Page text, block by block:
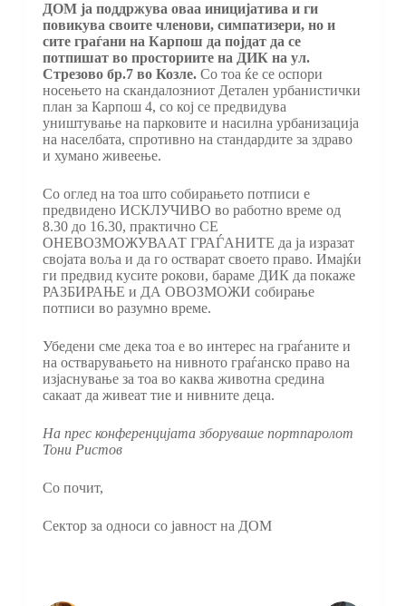
ДОМ ја поддржува оваа иницијатива и ги
повикува своите членови, симпатизери, но и
сите граѓани на Карпош да појдат да се
потпишат во просториите на ДИК на ул.
Стрезово бр.7 во Козле. Со тоа ќе се оспори
носењето на скандалозниот Детален урбанистички
план за Карпош 4, со кој се предвидува
уништување на парковите и насилна урбанизација
на населбата, спротивно на стандардите за здраво
и хумано живеење.
Со оглед на тоа што собирањето потписи е
предвидено ИСКЛУЧИВО во работно време од
8.30 до 16.30, практично СЕ
ОНЕВОЗМОЖУВААТ ГРАЃАНИТЕ да ја изразат
својата воља и да го остварат своето право. Имајќи
ги предвид кусите рокови, бараме ДИК да покаже
РАЗБИРАЊЕ и ДА ОВОЗМОЖИ собирање
потписи во разумно време.
Убедени сме дека тоа е во интерес на граѓаните и
на остварувањето на нивното граѓанско право на
изјаснување за тоа во каква животна средина
сакаат да живеат тие и нивните деца.
На прес конференцијата зборуваше портпаролот
Тони Ристов
Со почит,
Сектор за односи со јавност на ДОМ